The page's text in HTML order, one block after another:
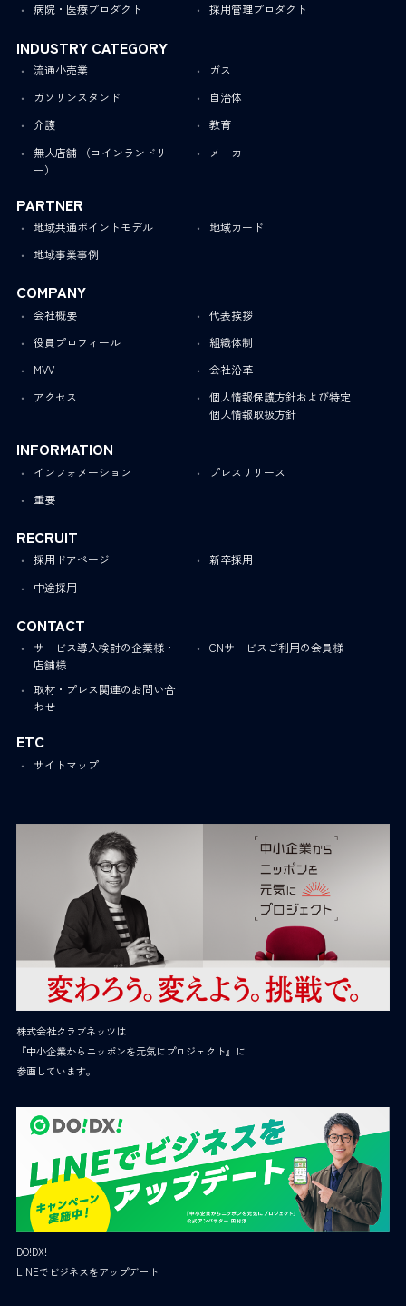
病院・医療プロダクト
採用管理プロダクト
INDUSTRY CATEGORY
流通小売業
ガス
ガソリンスタンド
自治体
介護
教育
無人店舗 （コインランドリ
ー）
メーカー
PARTNER
地域共通ポイントモデル
地域カード
地域事業事例
COMPANY
会社概要
代表挨拶
役員プロフィール
組織体制
MVV
会社沿革
アクセス
個人情報保護方針および特定
個人情報取扱方針
INFORMATION
インフォメーション
プレスリリース
重要
RECRUIT
採用ドアページ
新卒採用
中途採用
CONTACT
サービス導入検討の企業様・
店舗様
CNサービスご利用の会員様
取材・プレス関連のお問い合
わせ
ETC
サイトマップ
株式会社クラブネッツは
『中小企業からニッポンを元気にプロジェクト』に
参画しています。
DO!DX!
LINEでビジネスをアップデート